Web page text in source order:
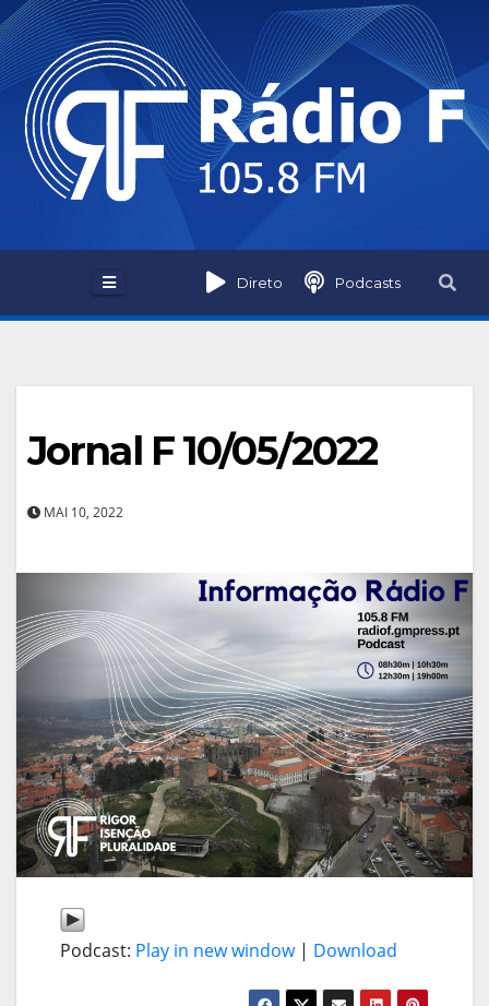
Skip
to
content
Direto Podcasts
Jornal F 10/05/2022
MAI 10, 2022
Podcast: Play in new window| Download